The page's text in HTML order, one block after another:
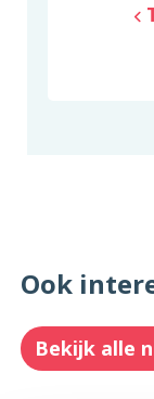
Ook
Bekijk alle